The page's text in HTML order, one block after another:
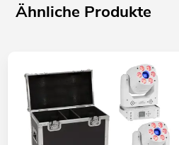
Ähnliche Produkte